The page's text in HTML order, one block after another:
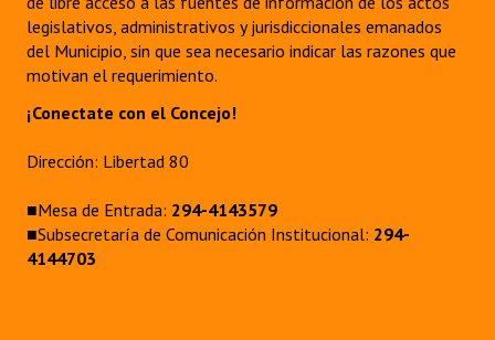
legislativos, administrativos y jurisdiccionales emanados
del Municipio, sin que sea necesario indicar las razones que
motivan el requerimiento.
¡Conectate con el Concejo!
Dirección: Libertad 80
■Mesa de Entrada: 294-4143579
■Subsecretaría de Comunicación Institucional: 294-
4144703